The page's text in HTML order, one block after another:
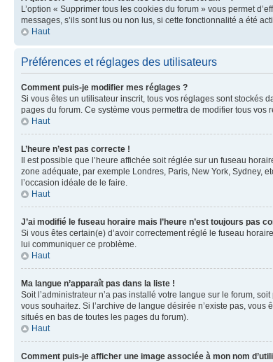
L’option « Supprimer tous les cookies du forum » vous permet
messages, s’ils sont lus ou non lus, si cette fonctionnalité a été
Haut
Préférences et réglages des utilisateurs
Comment puis-je modifier mes réglages ?
Si vous êtes un utilisateur inscrit, tous vos réglages sont stockés
pages du forum. Ce système vous permettra de modifier tous vos
Haut
L’heure n’est pas correcte !
Il est possible que l’heure affichée soit réglée sur un fuseau
zone adéquate, par exemple Londres, Paris, New York, Sydney,
l’occasion idéale de le faire.
Haut
J’ai modifié le fuseau horaire mais l’heure n’est toujours pas
Si vous êtes certain(e) d’avoir correctement réglé le fuseau
lui communiquer ce problème.
Haut
Ma langue n’apparaît pas dans la liste !
Soit l’administrateur n’a pas installé votre langue sur le forum,
vous souhaitez. Si l’archive de langue désirée n’existe pas,
situés en bas de toutes les pages du forum).
Haut
Comment puis-je afficher une image associée à mon nom